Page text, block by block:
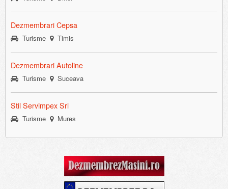
Dezmembrari Cepsa
Turisme Timis
Dezmembrari Autoline
Turisme Suceava
Stil Servimpex Srl
Turisme Mures